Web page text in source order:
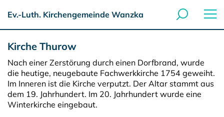
Ev.-Luth. Kirchengemeinde Wanzka
Kirche Thurow
Nach einer Zerstörung durch einen Dorfbrand, wurde
die heutige, neugebaute Fachwerkkirche 1754 geweiht.
Im Inneren ist die Kirche verputzt. Der Altar stammt aus
dem 19. Jahrhundert. Im 20. Jahrhundert wurde eine
Winterkirche eingebaut.